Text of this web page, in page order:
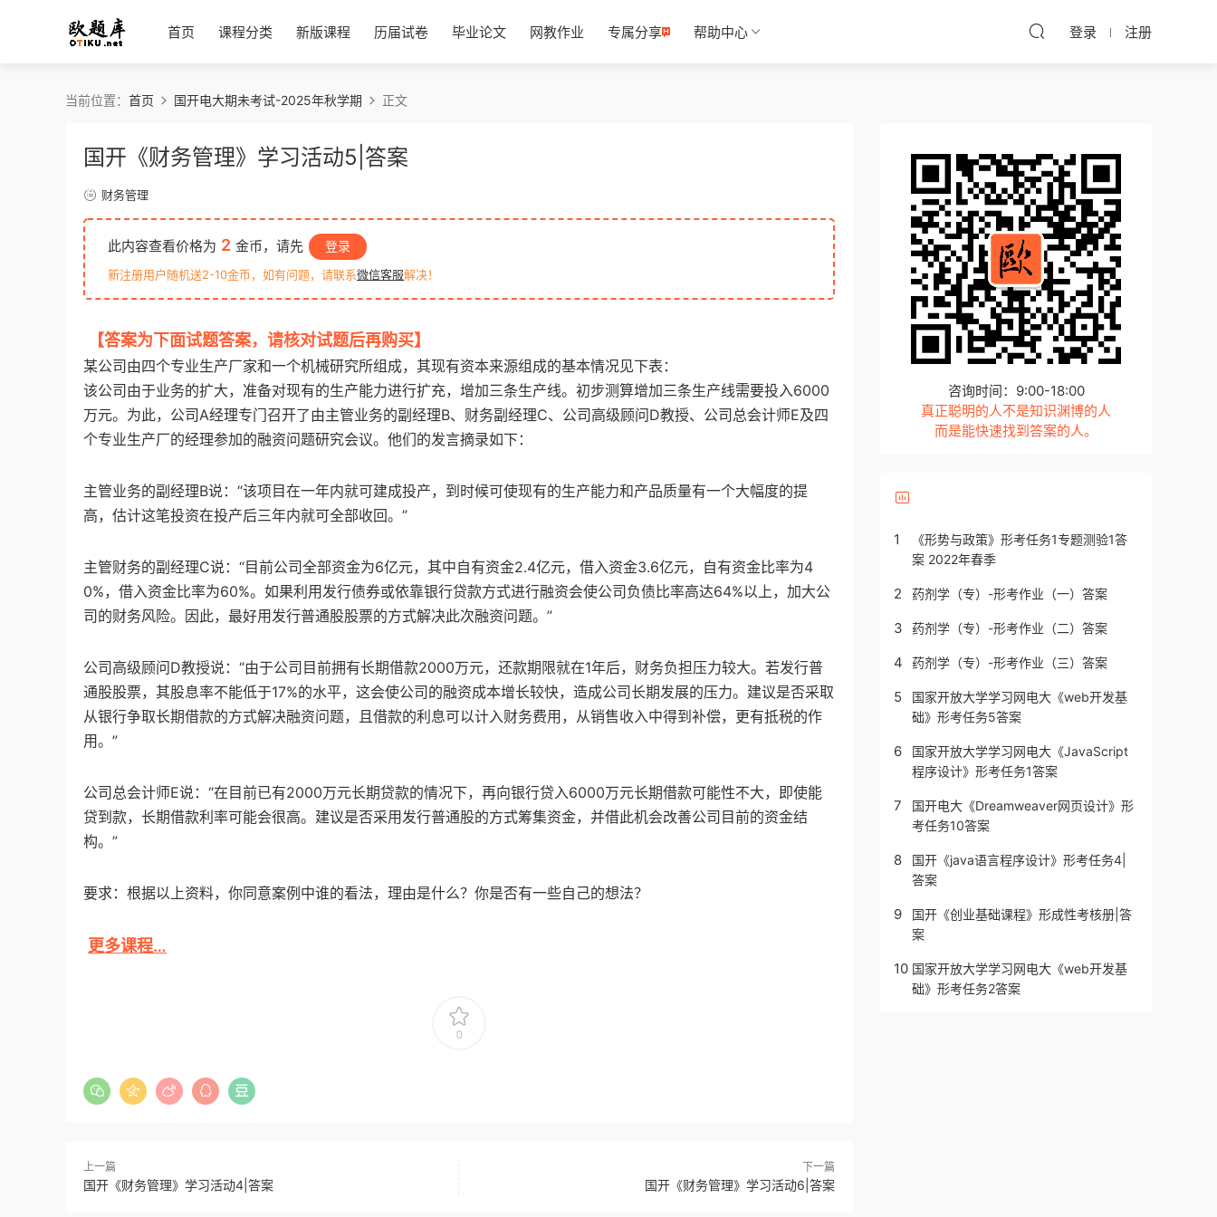
首页 课程分类 新版课程 历届试卷 毕业论文 网教作业 专属分享 帮助中心 登录 注册
当前位置： 首页 国开电大期未考试-2025年秋学期 正文
国开《财务管理》学习活动5|答案
财务管理
此内容查看价格为 2 金币，请先 登录
新注册用户随机送2-10金币，如有问题，请联系微信客服解决！
【答案为下面试题答案，请核对试题后再购买】
某公司由四个专业生产厂家和一个机械研究所组成，其现有资本来源组成的基本情况见下表：
该公司由于业务的扩大，准备对现有的生产能力进行扩充，增加三条生产线。初步测算增加三条生产线需要投入6000
万元。为此，公司A经理专门召开了由主管业务的副经理B、财务副经理C、公司高级顾问D教授、公司总会计师E及四
个专业生产厂的经理参加的融资问题研究会议。他们的发言摘录如下：
主管业务的副经理B说：“该项目在一年内就可建成投产，到时候可使现有的生产能力和产品质量有一个大幅度的提
高，估计这笔投资在投产后三年内就可全部收回。”
主管财务的副经理C说：“目前公司全部资金为6亿元，其中自有资金2.4亿元，借入资金3.6亿元，自有资金比率为4
0%，借入资金比率为60%。如果利用发行债券或依靠银行贷款方式进行融资会使公司负债比率高达64%以上，加大公
司的财务风险。因此，最好用发行普通股股票的方式解决此次融资问题。”
公司高级顾问D教授说：“由于公司目前拥有长期借款2000万元，还款期限就在1年后，财务负担压力较大。若发行普
通股股票，其股息率不能低于17%的水平，这会使公司的融资成本增长较快，造成公司长期发展的压力。建议是否采取
从银行争取长期借款的方式解决融资问题，且借款的利息可以计入财务费用，从销售收入中得到补偿，更有抵税的作
用。”
公司总会计师E说：“在目前已有2000万元长期贷款的情况下，再向银行贷入6000万元长期借款可能性不大，即使能
贷到款，长期借款利率可能会很高。建议是否采用发行普通股的方式筹集资金，并借此机会改善公司目前的资金结
构。”
要求：根据以上资料，你同意案例中谁的看法，理由是什么？你是否有一些自己的想法？
更多课程…
0
上一篇
国开《财务管理》学习活动4|答案
下一篇
国开《财务管理》学习活动6|答案
咨询时间：9:00-18:00
真正聪明的人不是知识渊博的人
而是能快速找到答案的人。
1
《形势与政策》形考任务1专题测验1答
案 2022年春季
2 药剂学（专）-形考作业（一）答案
3 药剂学（专）-形考作业（二）答案
4 药剂学（专）-形考作业（三）答案
5
国家开放大学学习网电大《web开发基
础》形考任务5答案
6
国家开放大学学习网电大《JavaScript
程序设计》形考任务1答案
7
国开电大《Dreamweaver网页设计》形
考任务10答案
8
国开《java语言程序设计》形考任务4|
答案
9
国开《创业基础课程》形成性考核册|答
案
10 国家开放大学学习网电大《web开发基
础》形考任务2答案